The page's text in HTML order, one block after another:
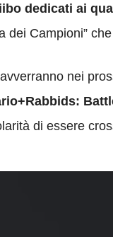
dedicati ai
dei Campioni”
nei
di essere